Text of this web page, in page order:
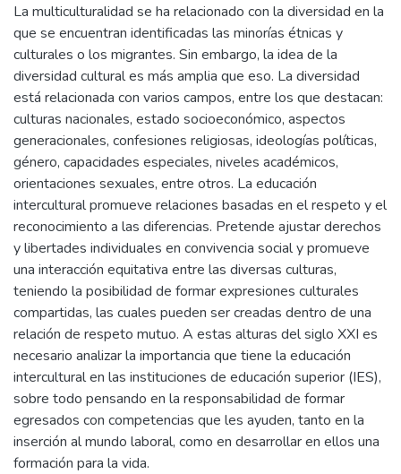
La multiculturalidad se ha relacionado con la diversidad en la
que se encuentran identificadas las minorías étnicas y
culturales o los migrantes. Sin embargo, la idea de la
diversidad cultural es más amplia que eso. La diversidad
está relacionada con varios campos, entre los que destacan:
culturas nacionales, estado socioeconómico, aspectos
generacionales, confesiones religiosas, ideologías políticas,
género, capacidades especiales, niveles académicos,
orientaciones sexuales, entre otros. La educación
intercultural promueve relaciones basadas en el respeto y el
reconocimiento a las diferencias. Pretende ajustar derechos
y libertades individuales en convivencia social y promueve
una interacción equitativa entre las diversas culturas,
teniendo la posibilidad de formar expresiones culturales
compartidas, las cuales pueden ser creadas dentro de una
relación de respeto mutuo. A estas alturas del siglo XXI es
necesario analizar la importancia que tiene la educación
intercultural en las instituciones de educación superior (IES),
sobre todo pensando en la responsabilidad de formar
egresados con competencias que les ayuden, tanto en la
inserción al mundo laboral, como en desarrollar en ellos una
formación para la vida.